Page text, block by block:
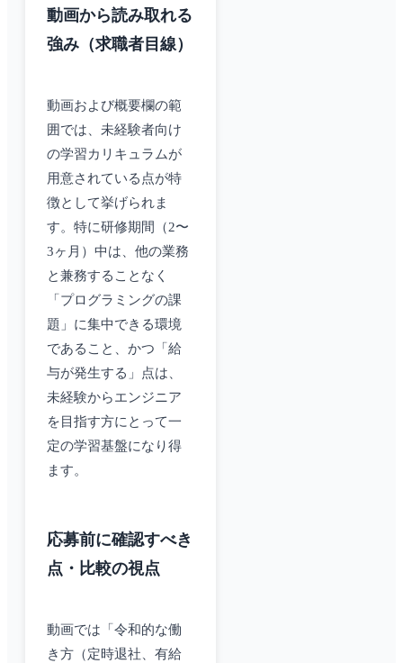
動画から読み取れる
強み（求職者目線）
動画および概要欄の範
囲では、未経験者向け
の学習カリキュラムが
用意されている点が特
徴として挙げられま
す。特に研修期間（2〜
3ヶ月）中は、他の業務
と兼務することなく
「プログラミングの課
題」に集中できる環境
であること、かつ「給
与が発生する」点は、
未経験からエンジニア
を目指す方にとって一
定の学習基盤になり得
ます。
応募前に確認すべき
点・比較の視点
動画では「令和的な働
き方（定時退社、有給